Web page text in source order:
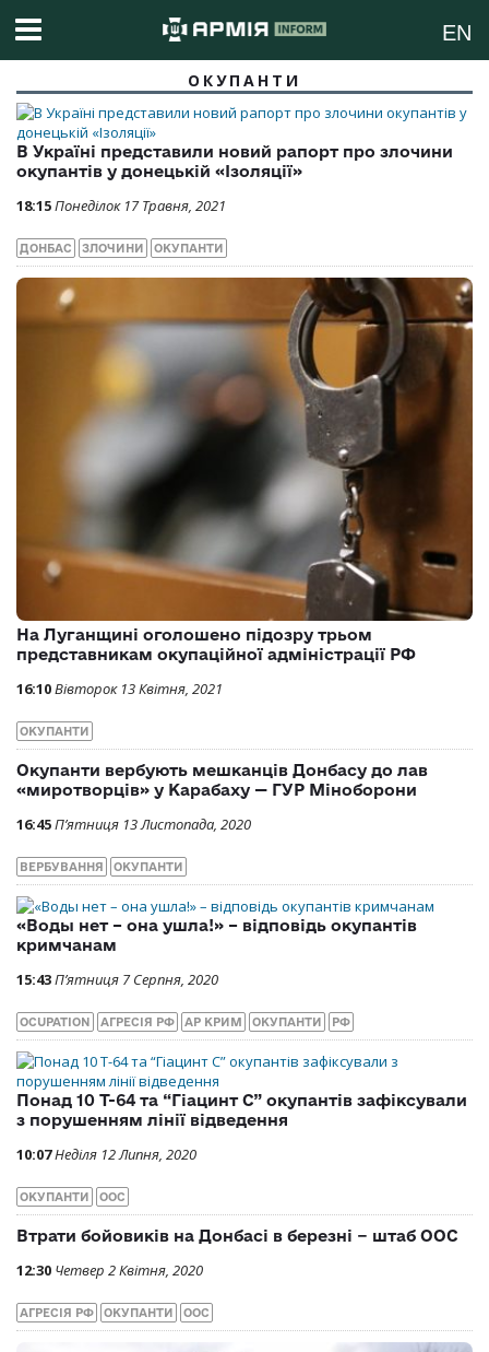
EN
ОКУПАНТИ
В Україні представили новий рапорт про злочини
окупантів у донецькій «Ізоляції»
18:15Понеділок 17 Травня, 2021
ДОНБАС ЗЛОЧИНИ ОКУПАНТИ
На Луганщині оголошено підозру трьом
представникам окупаційної адміністрації РФ
16:10Вівторок 13 Квітня, 2021
ОКУПАНТИ
Окупанти вербують мешканців Донбасу до лав
«миротворців» у Карабаху — ГУР Міноборони
16:45П’ятниця 13 Листопада, 2020
ВЕРБУВАННЯ ОКУПАНТИ
«Воды нет – она ушла!» – відповідь окупантів
кримчанам
15:43П’ятниця 7 Серпня, 2020
OCUPATION АГРЕСІЯ РФ АР КРИМ ОКУПАНТИ РФ
Понад 10 Т-64 та “Гіацинт С” окупантів зафіксували
з порушенням лінії відведення
10:07Неділя 12 Липня, 2020
ОКУПАНТИ ООС
Втрати бойовиків на Донбасі в березні − штаб ООС
12:30 Четвер 2 Квітня, 2020
АГРЕСІЯ РФ ОКУПАНТИ ООС